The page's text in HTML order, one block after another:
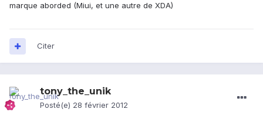
marque aborded (Miui, et une autre de XDA)
Citer
tony_the_unik
Posté(e) 28 février 2012